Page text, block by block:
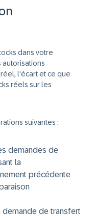
dans votre
autorisations
l'écart et ce que
réels sur les
suivantes :
demandes de
la
précédente
de transfert